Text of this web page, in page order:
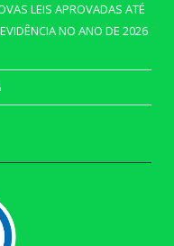
LEIS APROVADAS ATÉ
NO ANO DE 2026